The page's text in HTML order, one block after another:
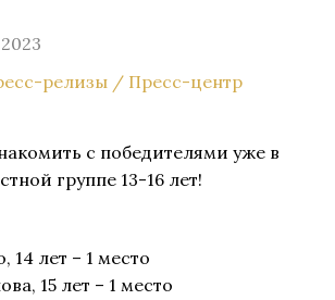
релизы / Пресс-центр
с победителями уже в
группе 13-16 лет!
14 лет – 1 место
15 лет – 1 место